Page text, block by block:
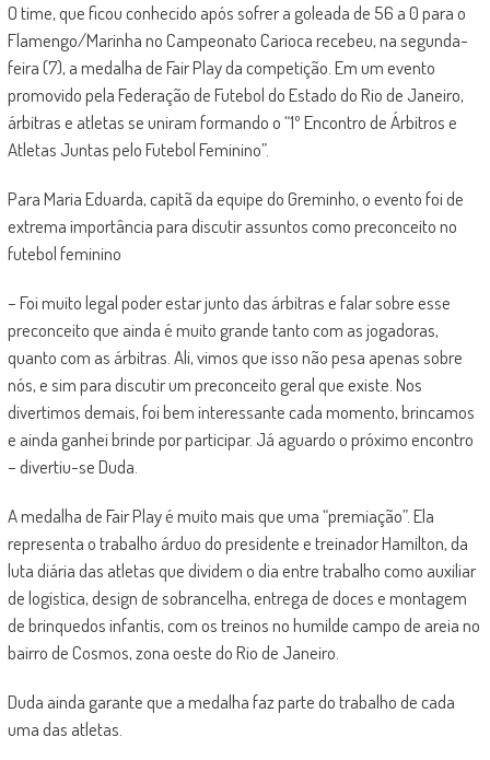
O time, que ficou conhecido após sofrer a goleada de 56 a 0 para o
Flamengo/Marinha no Campeonato Carioca recebeu, na segunda-
feira (7), a medalha de Fair Play da competição. Em um evento
promovido pela Federação de Futebol do Estado do Rio de Janeiro,
árbitras e atletas se uniram formando o “1º Encontro de Árbitros e
Atletas Juntas pelo Futebol Feminino”.
Para Maria Eduarda, capitã da equipe do Greminho, o evento foi de
extrema importância para discutir assuntos como preconceito no
futebol feminino
– Foi muito legal poder estar junto das árbitras e falar sobre esse
preconceito que ainda é muito grande tanto com as jogadoras,
quanto com as árbitras. Ali, vimos que isso não pesa apenas sobre
nós, e sim para discutir um preconceito geral que existe. Nos
divertimos demais, foi bem interessante cada momento, brincamos
e ainda ganhei brinde por participar. Já aguardo o próximo encontro
– divertiu-se Duda.
A medalha de Fair Play é muito mais que uma “premiação”. Ela
representa o trabalho árduo do presidente e treinador Hamilton, da
luta diária das atletas que dividem o dia entre trabalho como auxiliar
de logística, design de sobrancelha, entrega de doces e montagem
de brinquedos infantis, com os treinos no humilde campo de areia no
bairro de Cosmos, zona oeste do Rio de Janeiro.
Duda ainda garante que a medalha faz parte do trabalho de cada
uma das atletas.